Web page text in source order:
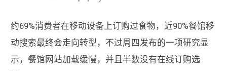
约69%消费者在移动设备上订购过食物，近90%餐馆移
动搜索最终会走向转型，不过周四发布的一项研究显
示，餐馆网站加载缓慢，并且半数没有在线订购选